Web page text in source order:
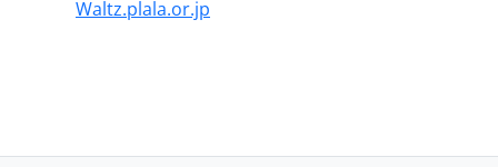
Waltz.plala.or.jp